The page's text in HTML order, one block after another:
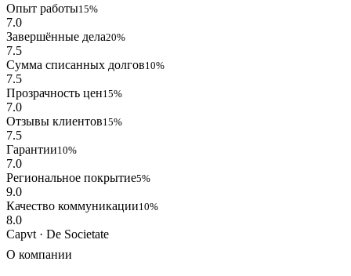
Опыт работы15%
7.0
Завершённые дела20%
7.5
Сумма списанных долгов10%
7.5
Прозрачность цен15%
7.0
Отзывы клиентов15%
7.5
Гарантии10%
7.0
Региональное покрытие5%
9.0
Качество коммуникации10%
8.0
Capvt · De Societate
О компании